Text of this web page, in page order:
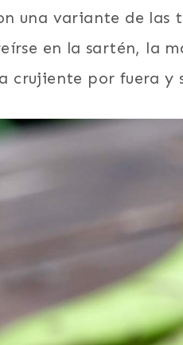
una variante de las
en la sartén, la
crujiente por fuera y